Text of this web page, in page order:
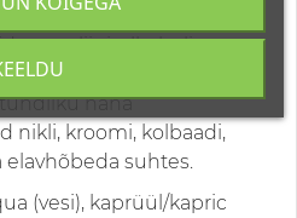
kasutamiseks. Ilma
vaseliini, alkoholi,
Dermatoloogiliselt
naha
nikli, kroomi, kolbaadi,
suhtes.
(vesi), kaprüül/kapric